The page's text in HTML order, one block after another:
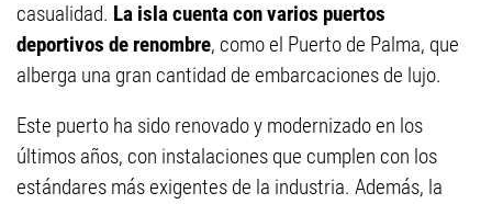
casualidad. La isla cuenta con varios puertos
deportivos de renombre, como el Puerto de Palma, que
alberga una gran cantidad de embarcaciones de lujo.
Este puerto ha sido renovado y modernizado en los
últimos años, con instalaciones que cumplen con los
estándares más exigentes de la industria. Además, la